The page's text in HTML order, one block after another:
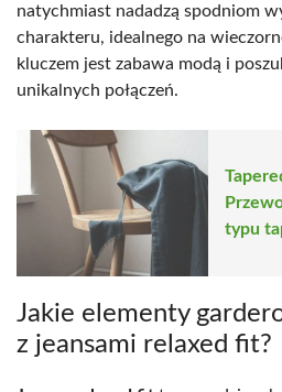
natychmiast nadadzą spodniom
charakteru, idealnego na
kluczem jest zabawa modą i
unikalnych połączeń.
typu
Jakie elementy
z jeansami relaxed fit?